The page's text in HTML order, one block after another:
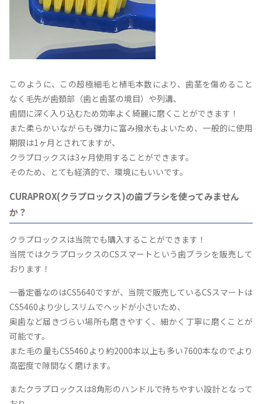
このように、この超極細毛と植毛本数により、歯茎を傷めること
なく毛先が歯頚部（歯と歯茎の境目）や列溝、
歯間に深く入り込むため効率よく綺麗に磨くことができます！
また柔らかいながらも弾力に富み撥水もよいため、一般的に使用
期限は1ヶ月とされてますが、
クラプロックスは3ヶ月使用することができます。
そのため、とても経済的で、環境にもいいです。
CURAPROX(クラプロックス)の歯ブラシを使ってみません
か？
クラプロックスは当院でも購入することができます！
当院ではクラプロックスのCSスマートという歯ブラシを販売して
おります！
一番定番なのはCS5640ですが、当院で販売しているCSスマートは
CS5460より少しスリムでヘッドが小さいため、
奥歯など届きづらい場所も磨きやすく、細かく丁寧に磨くことが
可能です。
また毛の量もCS5460より約2000本以上も多い7600本なのでより
高密度で隙間なく磨けます。
またクラプロックスは8角形のハンドルで持ちやすい設計となって